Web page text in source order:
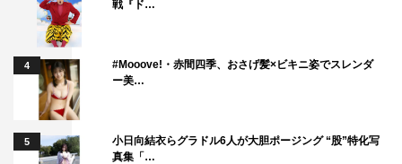
ふれた、実在感のある父親像を造形できたらうれしいで
す。厳しい現実と賢治の求める理想の橋渡しの役目もある
のかな、とも思います。決して大上段に構えることなく心
洗われる美しい物語を、共感をもってご覧いただけたら幸
せです。
「連続ドラマW 宮沢賢治の食卓」
戦『ド…
4
#Mooove!・赤間四季、おさげ髪×ビキニ姿でスレンダ
ー美…
5
小日向結衣らグラドル6人が大胆ポージング “股”特化写
真集「…